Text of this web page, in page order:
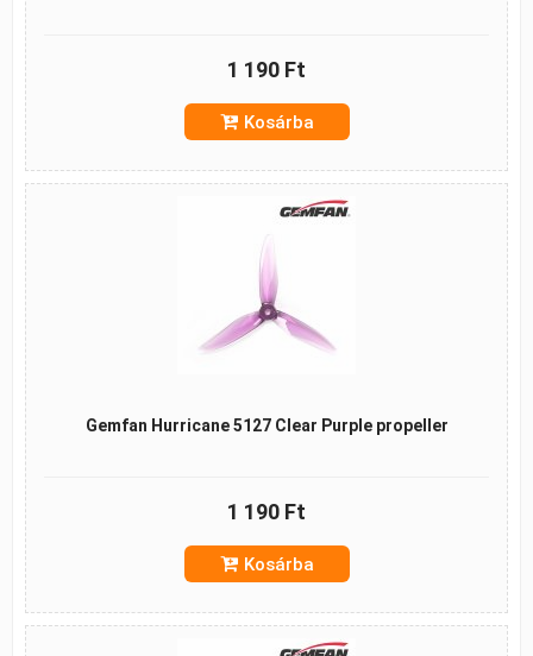
1 190 Ft
Kosárba
Gemfan Hurricane 5127 Clear Purple propeller
1 190 Ft
Kosárba